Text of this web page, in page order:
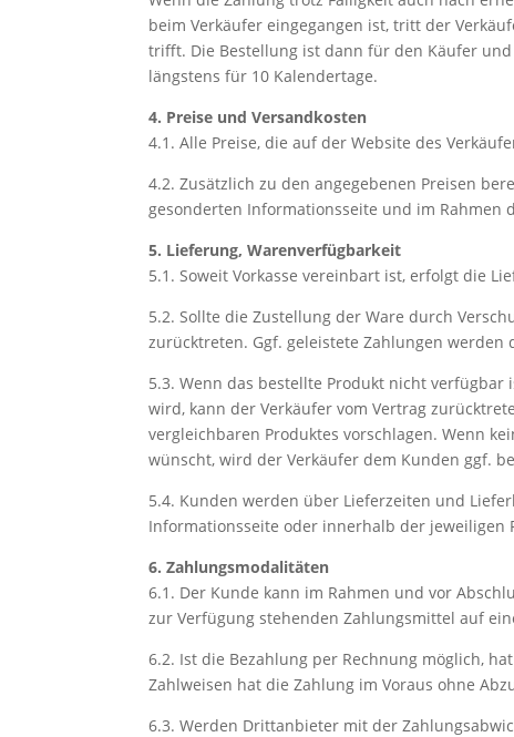
beim Verkäufer eingegangen ist, tritt der
trifft. Die Bestellung ist dann für den Käufer
längstens für 10 Kalendertage.
4. Preise und Versandkosten
4.1. Alle Preise, die auf der Website des
4.2. Zusätzlich zu den angegebenen Preisen
gesonderten Informationsseite und im Rahmen
5. Lieferung, Warenverfügbarkeit
5.1. Soweit Vorkasse vereinbart ist, erfolgt die
5.2. Sollte die Zustellung der Ware durch
zurücktreten. Ggf. geleistete Zahlungen
5.3. Wenn das bestellte Produkt nicht
wird, kann der Verkäufer vom Vertrag
vergleichbaren Produktes vorschlagen. Wenn
wünscht, wird der Verkäufer dem Kunden ggf.
5.4. Kunden werden über Lieferzeiten und
Informationsseite oder innerhalb der
6. Zahlungsmodalitäten
6.1. Der Kunde kann im Rahmen und vor
zur Verfügung stehenden Zahlungsmittel auf
6.2. Ist die Bezahlung per Rechnung möglich,
Zahlweisen hat die Zahlung im Voraus ohne
6.3. Werden Drittanbieter mit der